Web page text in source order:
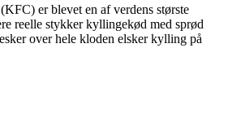
er blevet en af verdens største
reelle stykker kyllingekød med sprød
over hele kloden elsker kylling på